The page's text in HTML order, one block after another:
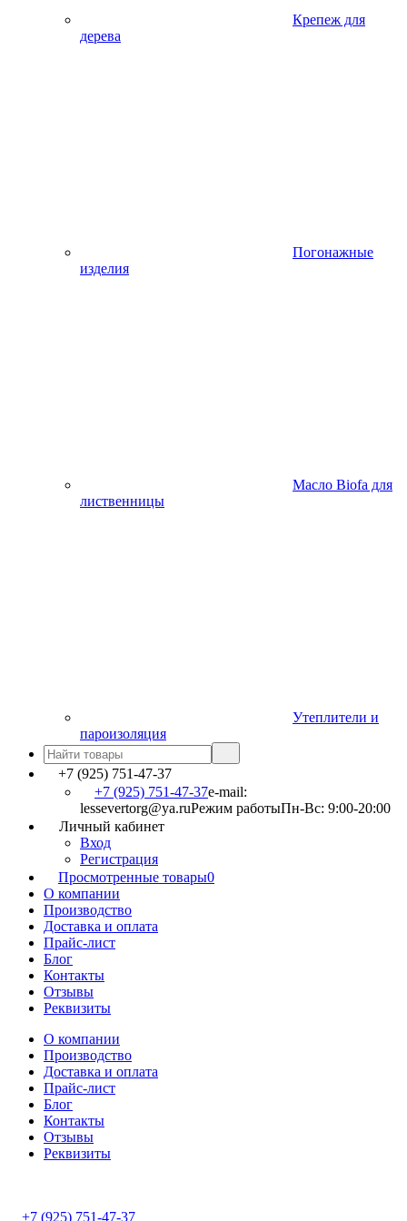
Крепеж для
дерева
Погонажные
изделия
Масло Biofa для
лиственницы
Утеплители и
пароизоляция
+7 (925) 751-47-37
+7 (925) 751-47-37e-mail:
lessevertorg@ya.ruРежим работыПн-Вс: 9:00-20:00
Личный кабинет
Вход
Регистрация
Просмотренные товары0
О компании
Производство
Доставка и оплата
Прайс-лист
Блог
Контакты
Отзывы
Реквизиты
О компании
Производство
Доставка и оплата
Прайс-лист
Блог
Контакты
Отзывы
Реквизиты
+7 (925) 751-47-37